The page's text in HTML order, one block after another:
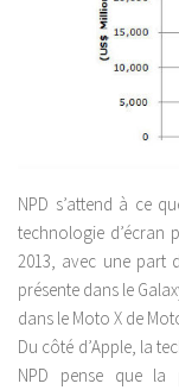
NPD s’attend à ce
technologie d’écran
2013, avec une part
présente dans le
dans le Moto X de
Du côté d’Apple, la
NPD pense que la